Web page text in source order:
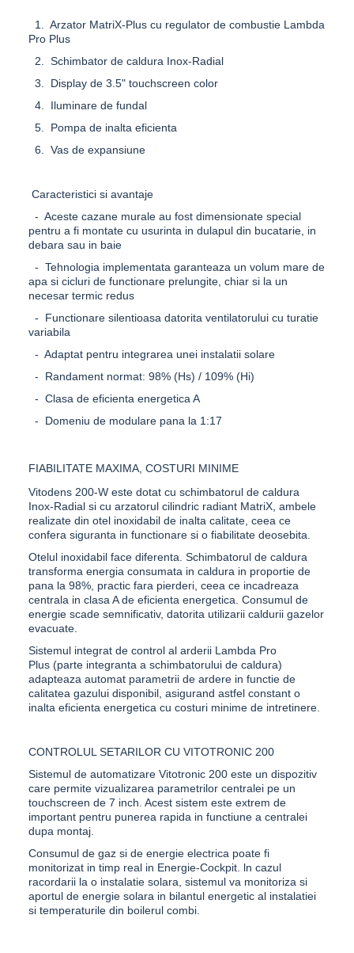
1. Arzator MatriX-Plus cu regulator de combustie Lambda
Pro Plus
2. Schimbator de caldura Inox-Radial
3. Display de 3.5" touchscreen color
4. Iluminare de fundal
5. Pompa de inalta eficienta
6. Vas de expansiune
Caracteristici si avantaje
- Aceste cazane murale au fost dimensionate special
pentru a fi montate cu usurinta in dulapul din bucatarie, in
debara sau in baie
- Tehnologia implementata garanteaza un volum mare de
apa si cicluri de functionare prelungite, chiar si la un
necesar termic redus
- Functionare silentioasa datorita ventilatorului cu turatie
variabila
- Adaptat pentru integrarea unei instalatii solare
- Randament normat: 98% (Hs) / 109% (Hi)
- Clasa de eficienta energetica A
- Domeniu de modulare pana la 1:17
FIABILITATE MAXIMA, COSTURI MINIME
Vitodens 200-W este dotat cu schimbatorul de caldura
Inox-Radial si cu arzatorul cilindric radiant MatriX , ambele
realizate din otel inoxidabil de inalta calitate, ceea ce
confera siguranta in functionare si o fiabilitate deosebita.
Otelul inoxidabil face diferenta. Schimbatorul de caldura
transforma energia consumata in caldura in proportie de
pana la 98%, practic fara pierderi, ceea ce incadreaza
centrala in clasa A de eficienta energetica. Consumul de
energie scade semnificativ, datorita utilizarii caldurii gazelor
evacuate.
Sistemul integrat de control al arderii Lambda Pro
Plus (parte integranta a schimbatorului de caldura)
adapteaza automat parametrii de ardere in functie de
calitatea gazului disponibil, asigurand astfel constant o
inalta eficienta energetica cu costuri minime de intretinere.
CONTROLUL SETARILOR CU VITOTRONIC 200
Sistemul de automatizare Vitotronic 200 este un dispozitiv
care permite vizualizarea parametrilor centralei pe un
touchscreen de 7 inch. Acest sistem este extrem de
important pentru punerea rapida in functiune a centralei
dupa montaj.
Consumul de gaz si de energie electrica poate fi
monitorizat in timp real in Energie-Cockpit . ln cazul
racordarii la o instalatie solara, sistemul va monitoriza si
aportul de energie solara in bilantul energetic al instalatiei
si temperaturile din boilerul combi.